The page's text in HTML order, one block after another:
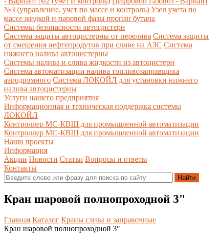
№3 (управление, учет по массе и контроль) Узел учета по
массе жидкой и паровой фазы пропан бутана
Системы безопасности автоцистерн
Система защиты автоцистерны от перелива Система защиты
от смешения нефтепродутов при сливе на АЗС Система
нижнего налива автоцистерны
Системы налива и слива жидкости из автоцистерн
Система автоматизации налива топливозаправщика
аэродромного Система ЛОКОЙЛ для установки нижнего
налива автоцистерны
Услуги нашего предприятия
Информационная и техническая поддержка системы
ЛОКОЙЛ
Контроллер МС-КВШ для промышленной автоматизации
Контроллер МС-КВШ для промышленной автоматизации
Наши проекты
Информация
Акции Новости Статьи Вопросы и ответы
Контакты
Кран шаровой полнопроходной 3"
Главная Каталог Краны слива и заправочные
Кран шаровой полнопроходной 3"